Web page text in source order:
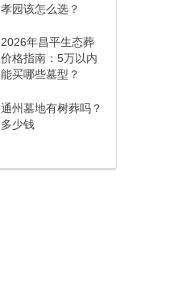
孝园该怎么选？
2026年昌平生态葬
价格指南：5万以内
能买哪些墓型？
通州墓地有树葬吗？
多少钱